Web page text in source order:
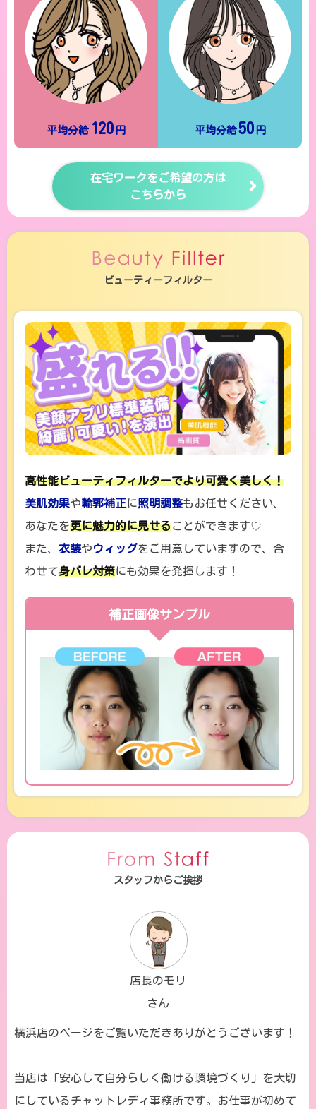
平均分給 120 円 平均分給50 円
在宅ワークをご希望の方は
こちらから
ビューティーフィルター
高性能ビューティフィルターでより可愛く美しく！
美肌効果や輪郭補正に照明調整もお任せください、
あなたを更に魅力的に見せることができます♡
また、 衣装やウィッグをご用意していますので、合
わせて身バレ対策にも効果を発揮します！
補正画像サンプル
スタッフからご挨拶
店長のモリ
さん
横浜店のページをご覧いただきありがとうございます！
当店は「安心して自分らしく働ける環境づくり」を大切
にしているチャットレディ事務所です。お仕事が初めて